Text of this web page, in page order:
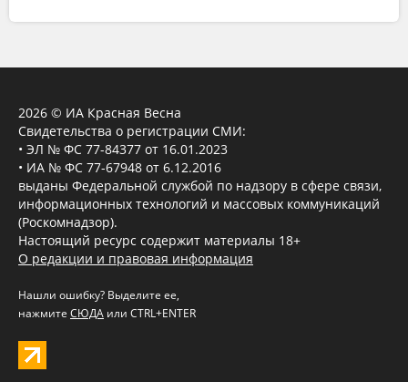
2026 © ИА Красная Весна
Свидетельства о регистрации СМИ:
• ЭЛ № ФС 77-84377 от 16.01.2023
• ИА № ФС 77-67948 от 6.12.2016
выданы Федеральной службой по надзору в сфере связи,
информационных технологий и массовых коммуникаций
(Роскомнадзор).
Настоящий ресурс содержит материалы 18+
О редакции и правовая информация
Нашли ошибку? Выделите ее,
нажмите СЮДА или CTRL+ENTER